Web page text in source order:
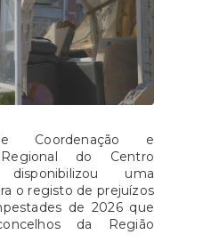
Coordenação e
Regional do Centro
uma
o registo de prejuízos
de 2026 que
da Região